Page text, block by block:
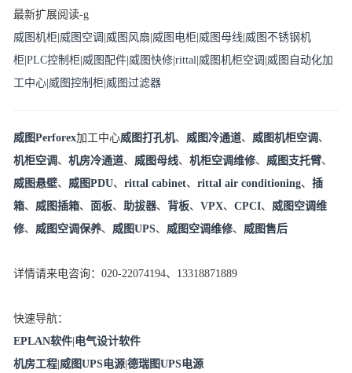
最新扩展阅读-g
威图机柜 威图空调 威图风扇 威图电柜 威图母线 威图不锈钢机
柜 PLC控制柜 威图配件 威图快修 rittal 威图机柜空调 威图自动化加
工中心 威图控制柜 威图过滤器
威图Perforex加工中心威图打孔机、 威图冷通道、 威图机柜空调 、
机柜空调 、 机房冷通道、 威图母线、 机柜空调维修、 威图支托臂、
威图悬壁、 威图PDU、 rittal cabinet、 rittal air conditioning、 插
箱、 威图插箱、 面板、 助拔器、 背板、 VPX、 CPCI、 威图空调维
修、 威图空调保养、 威图UPS、 威图空调维修、 威图售后
详情请来电咨询：020-22074194、13318871889
快速导航：
EPLAN软件 电气设计软件
机房工程 威图UPS电源 德瑞图UPS电源